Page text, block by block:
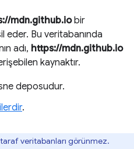
mdn.github.iobir
eder. Bu veritabanında
adı, https://mdn.github.io
kaynaktır.
deposudur.
.
veritabanları görünmez.